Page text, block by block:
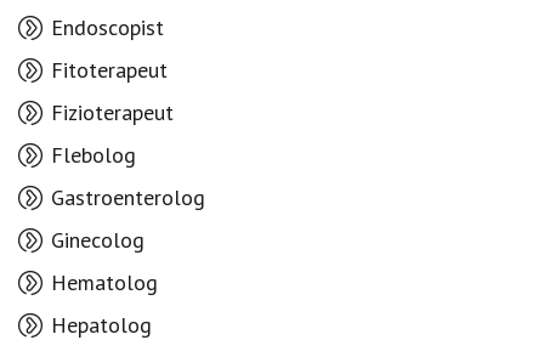
Endoscopist
Fitoterapeut
Fizioterapeut
Flebolog
Gastroenterolog
Ginecolog
Hematolog
Hepatolog